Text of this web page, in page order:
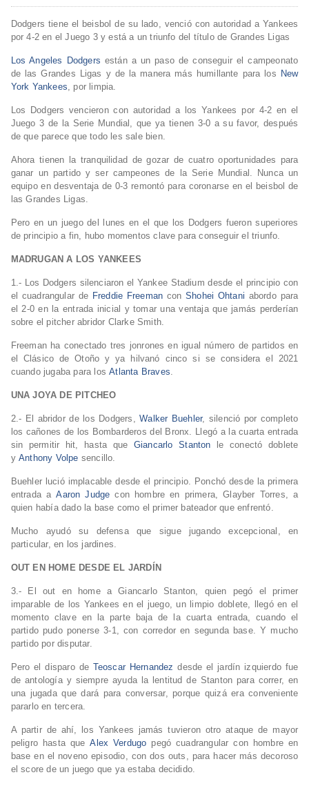
Dodgers tiene el beisbol de su lado, venció con autoridad a Yankees
por 4-2 en el Juego 3 y está a un triunfo del título de Grandes Ligas
Los Angeles Dodgers están a un paso de conseguir el campeonato
de las Grandes Ligas y de la manera más humillante para los New
York Yankees, por limpia.
Los Dodgers vencieron con autoridad a los Yankees por 4-2 en el
Juego 3 de la Serie Mundial, que ya tienen 3-0 a su favor, después
de que parece que todo les sale bien.
Ahora tienen la tranquilidad de gozar de cuatro oportunidades para
ganar un partido y ser campeones de la Serie Mundial. Nunca un
equipo en desventaja de 0-3 remontó para coronarse en el beisbol de
las Grandes Ligas.
Pero en un juego del lunes en el que los Dodgers fueron superiores
de principio a fin, hubo momentos clave para conseguir el triunfo.
MADRUGAN A LOS YANKEES
1.- Los Dodgers silenciaron el Yankee Stadium desde el principio con
el cuadrangular de Freddie Freeman con Shohei Ohtani abordo para
el 2-0 en la entrada inicial y tomar una ventaja que jamás perderían
sobre el pitcher abridor Clarke Smith.
Freeman ha conectado tres jonrones en igual número de partidos en
el Clásico de Otoño y ya hilvanó cinco si se considera el 2021
cuando jugaba para los Atlanta Braves.
UNA JOYA DE PITCHEO
2.- El abridor de los Dodgers, Walker Buehler, silenció por completo
los cañones de los Bombarderos del Bronx. Llegó a la cuarta entrada
sin permitir hit, hasta que Giancarlo Stanton
le conectó doblete
y Anthony Volpe sencillo.
Buehler lució implacable desde el principio. Ponchó desde la primera
entrada a Aaron Judge con hombre en primera, Glayber Torres, a
quien había dado la base como el primer bateador que enfrentó.
Mucho ayudó su defensa que sigue jugando excepcional, en
particular, en los jardines.
OUT EN HOME DESDE EL JARDÍN
3.- El out en home a Giancarlo Stanton, quien pegó el primer
imparable de los Yankees en el juego, un limpio doblete, llegó en el
momento clave en la parte baja de la cuarta entrada, cuando el
partido pudo ponerse 3-1, con corredor en segunda base. Y mucho
partido por disputar.
Pero el disparo de Teoscar Hernandez desde el jardín izquierdo fue
de antología y siempre ayuda la lentitud de Stanton para correr, en
una jugada que dará para conversar, porque quizá era conveniente
pararlo en tercera.
A partir de ahí, los Yankees jamás tuvieron otro ataque de mayor
peligro hasta que Alex Verdugo pegó cuadrangular con hombre en
base en el noveno episodio, con dos outs, para hacer más decoroso
el score de un juego que ya estaba decidido.